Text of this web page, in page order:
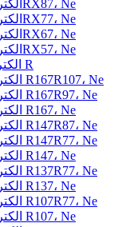
الکتروگیربکسRX87، Ne
الکتروگیربکسRX77، Ne
الکتروگیربکسRX67، Ne
الکتروگیربکسRX57، Ne
الکتروگیربکس سری R
الکتروگیربکس R167R107، Ne
الکتروگیربکس R167R97، Ne
الکتروگیربکس R167، Ne
الکتروگیربکس R147R87، Ne
الکتروگیربکس R147R77، Ne
الکتروگیربکس R147، Ne
الکتروگیربکس R137R77، Ne
الکتروگیربکس R137، Ne
الکتروگیربکس R107R77، Ne
الکتروگیربکس R107، Ne